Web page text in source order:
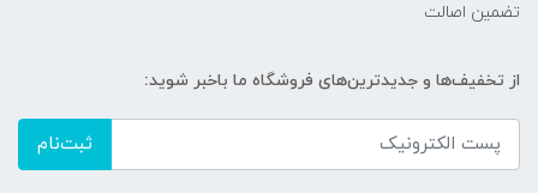
تضمین اصالت
از تخفیف‌ها و جدیدترین‌های فروشگاه ما باخبر شوید:
ثبت‌نام